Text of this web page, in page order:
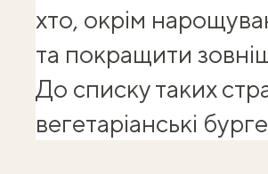
хто, окрім
та покращити
До списку таких
вегетаріанські